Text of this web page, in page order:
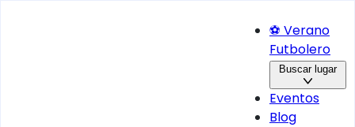
⚽ Verano
Futbolero
Buscar lugar
Eventos
Blog